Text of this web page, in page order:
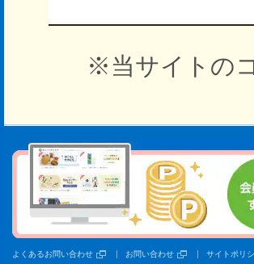
※当サイトの
よくあるお問い合わせ お問い合わせ サイトポリ